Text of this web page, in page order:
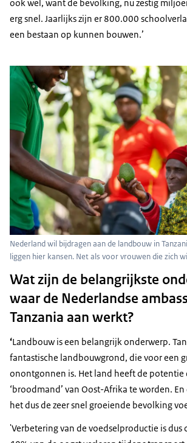
ook wel, want de bevolking, nu zestig
erg snel. Jaarlijks zijn er 800.000
een bestaan op kunnen bouwen.’
Nederland wil bijdragen aan de landbouw in
liggen hier kansen. Net als voor vrouwen die zich
Wat zijn de belangrijkste
waar de Nederlandse
Tanzania aan werkt?
‘Landbouw is een belangrijk onderwerp.
fantastische landbouwgrond, die voor een
onontgonnen is. Het land heeft de potentie
‘broodmand’ van Oost-Afrika te worden.
het dus de zeer snel groeiende bevolking
'Verbetering van de voedselproductie is dus